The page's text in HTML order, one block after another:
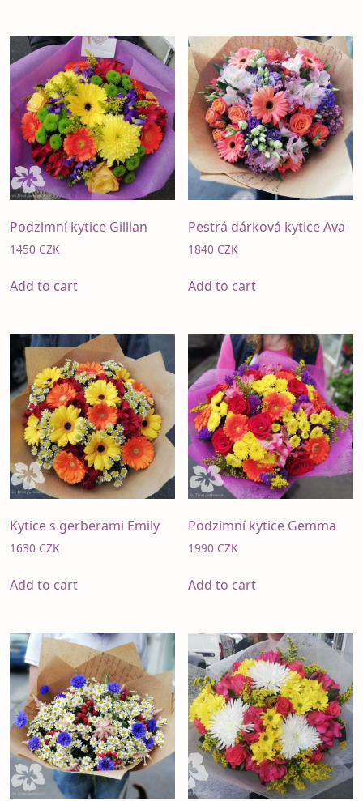
multiple
variants.
The
options
may
be
chosen
on
the
page
Podzimní kytice Gillian
1450 CZK
Add to cart
Pestrá dárková kytice Ava
1840 CZK
Add to cart
Kytice s gerberami Emily
1630 CZK
Add to cart
Podzimní kytice Gemma
1990 CZK
Add to cart